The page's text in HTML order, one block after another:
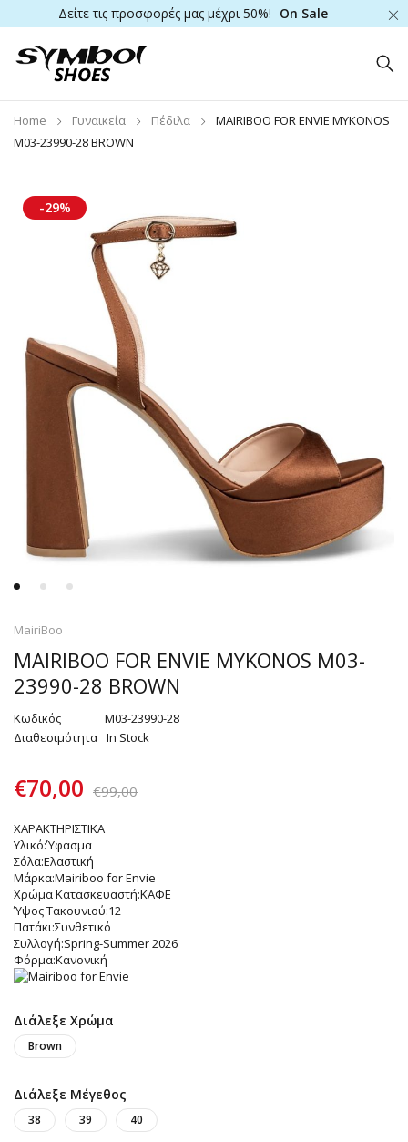
Δείτε τις προσφορές μας μέχρι 50%! On Sale
Home Γυναικεία Πέδιλα
MAIRIBOO FOR ENVIE MYKONOS
M03-23990-28 BROWN
-29%
MairiBoo
MAIRIBOO FOR ENVIE MYKONOS M03-
23990-28 BROWN
Κωδικός
M03-23990-28
Διαθεσιμότητα In Stock
€99,00
€70,00
ΧΑΡΑΚΤΗΡΙΣΤΙΚΑ
Υλικό:Ύφασμα
Σόλα:Ελαστική
Μάρκα:Mairiboo for Envie
Χρώμα Κατασκευαστή:ΚΑΦΕ
Ύψος Τακουνιού:12
Πατάκι:Συνθετικό
Συλλογή:Spring-Summer 2026
Φόρμα:Κανονική
Διάλεξε Χρώμα
Brown
Διάλεξε Μέγεθος
38 39 40